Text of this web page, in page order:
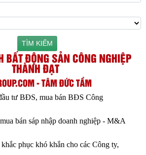
TÌM KIẾM
BẤT ĐỘNG SẢN CÔNG NGHIỆP
THÀNH ĐẠT
- TÂM ĐỨC TẦM
tư BĐS, mua bán BĐS Công
bán sáp nhập doanh nghiệp - M&A
phục khó khắn cho các Công ty,